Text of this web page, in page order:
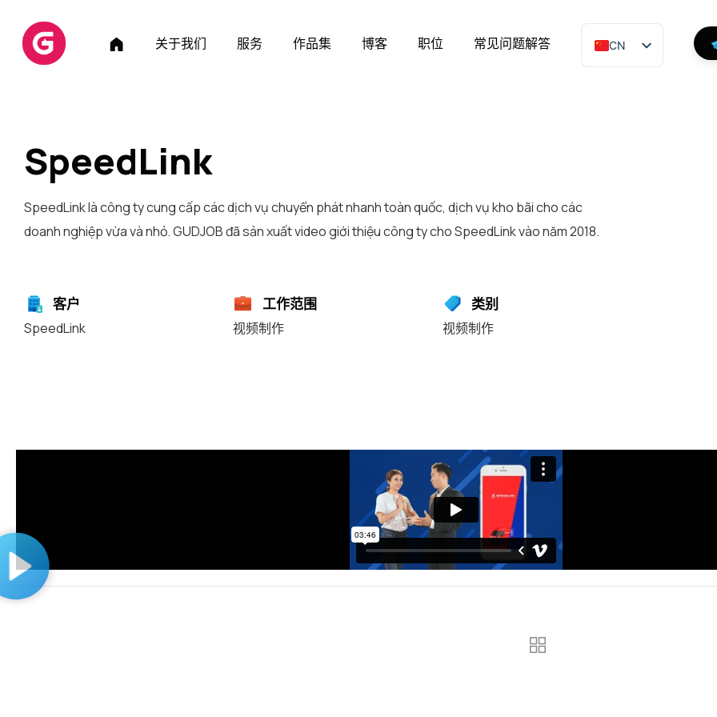
h
ủ
关于我们 服务 作品集 博客 职位 常见问题解答 CN
SpeedLink
SpeedLink là công ty cung cấp các dịch vụ chuyển phát nhanh toàn quốc, dịch vụ kho bãi cho các
doanh nghiệp vừa và nhỏ. GUDJOB đã sản xuất video giới thiệu công ty cho SpeedLink vào năm 2018.
客户
SpeedLink
工作范围
视频制作
类别
视频制作